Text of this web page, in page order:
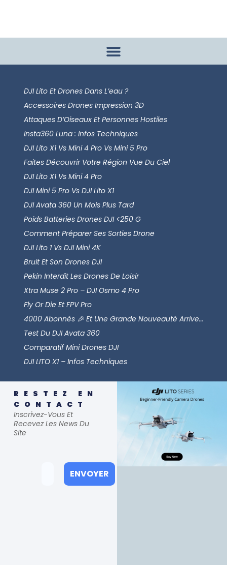
DJI Lito Et Drones Dans L’eau ?
Accessoires Drones Impression 3D
Attaques D’Oiseaux Et Personnes Hostiles
Insta360 Luna : Infos Techniques
DJI Lito X1 Vs Mini 4 Pro Vs Mini 5 Pro
Faites Découvrir Votre Région Vue Du Ciel
DJI Lito X1 Vs Mini 4 Pro
DJI Mini 5 Pro Vs DJI Lito X1
DJI Avata 360 Un Mois Plus Tard
Poids Batteries Drones DJI <250 G
Comment Préparer Ses Sorties Drone
DJI Lito 1 Vs DJI Mini 4K
Bruit Et Son Drones DJI
Pekin Interdit Les Drones De Loisir
Xtra Muse 2 Pro – DJI Osmo 4 Pro
Fly Or Die Et FPV Pro
4000 Abonnés 🎉 Et Une Grande Nouveauté Arrive…
Test Du DJI Avata 360
Comparatif Mini Drones DJI
DJI LITO X1 – Infos Techniques
RESTEZ EN
CONTACT
Inscrivez-Vous Et
Recevez Les News Du
Site